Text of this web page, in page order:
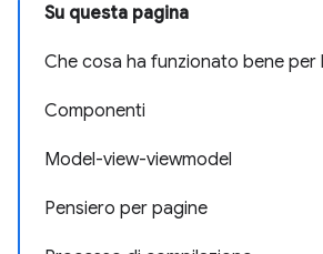
Su questa pagina
Che cosa ha funzionato bene per
Componenti
Model-view-viewmodel
Pensiero per pagine